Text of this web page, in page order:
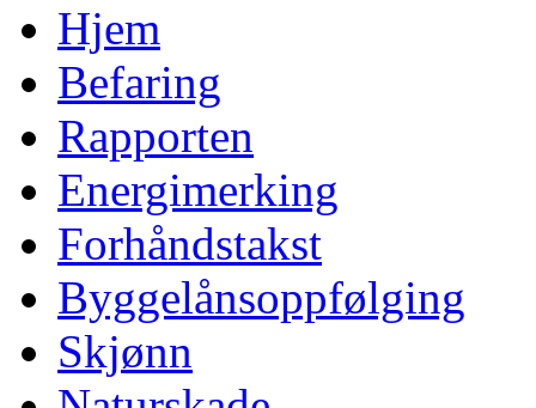
Hjem
Befaring
Rapporten
Energimerking
Forhåndstakst
Byggelånsoppfølging
Skjønn